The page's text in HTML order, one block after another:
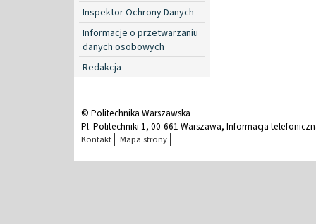
Inspektor Ochrony Danych
Informacje o przetwarzaniu
danych osobowych
Redakcja
© Politechnika Warszawska
Pl. Politechniki 1, 00-661 Warszawa, Informacja
Kontakt Mapa strony